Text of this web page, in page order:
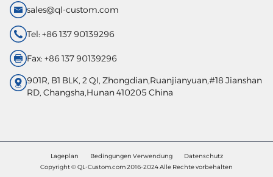
sales@ql-custom.com
Tel: +86 137 90139296
Fax: +86 137 90139296
901R, B1 BLK, 2 QI, Zhongdian,Ruanjianyuan,#18 Jianshan
RD, Changsha,Hunan 410205 China
Lageplan Bedingungen Verwendung
Datenschutz
Copyright © QL-Custom.com 2016-2024 Alle Rechte vorbehalten